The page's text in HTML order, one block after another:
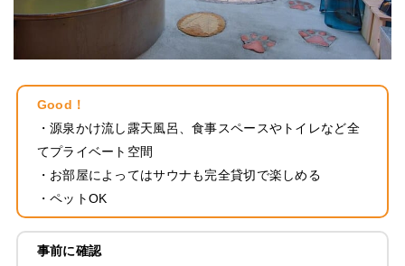
Good！
・源泉かけ流し露天風呂、食事スペースやトイレなど全
てプライベート空間
・お部屋によってはサウナも完全貸切で楽しめる
・ペットOK
事前に確認